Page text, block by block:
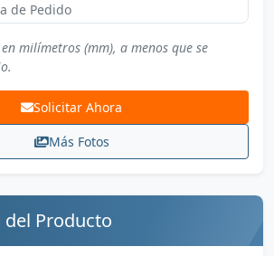
de Pedido
milímetros (mm), a menos que se
Solicitar Ahora
Más Fotos
Producto